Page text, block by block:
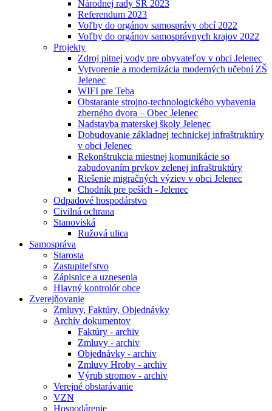
Národnej rady SR 2023
Referendum 2023
Voľby do orgánov samosprávy obcí 2022
Voľby do orgánov samosprávnych krajov 2022
Projekty
Zdroj pitnej vody pre obyvateľov v obci Jelenec
Vytvorenie a modernizácia moderných učební ZŠ
Jelenec
WIFI pre Teba
Obstaranie strojno-technologického vybavenia
zberného dvora – Obec Jelenec
Nadstavba materskej školy Jelenec
Dobudovanie základnej technickej infraštruktúry
v obci Jelenec
Rekonštrukcia miestnej komunikácie so
zabudovaním prvkov zelenej infraštruktúry
Riešenie migračných výziev v obci Jelenec
Chodník pre peších - Jelenec
Odpadové hospodárstvo
Civilná ochrana
Stanoviská
Ružová ulica
Samospráva
Starosta
Zastupiteľstvo
Zápisnice a uznesenia
Hlavný kontrolór obce
Zverejňovanie
Zmluvy, Faktúry, Objednávky
Archív dokumentov
Faktúry - archiv
Zmluvy - archiv
Objednávky - archiv
Zmluvy Hroby - archiv
Výrub stromov - archiv
Verejné obstarávanie
VZN
Hospodárenie